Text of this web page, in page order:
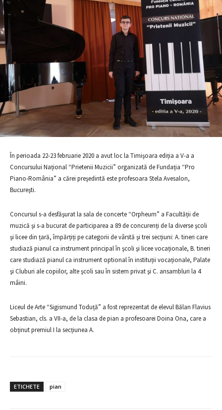
În perioada 22-23 februarie 2020 a avut loc la Timişoara ediția a V-a a
Concursului Național “Prietenii Muzicii” organizată de Fundația “Pro
Piano-România” a cărei preşedintă este profesoara Stela Avesalon,
Bucureşti.
Concursul s-a desfăşurat la sala de concerte “Orpheum” a Facultății de
muzică şi s-a bucurat de participarea a 89 de concurenți de la diverse şcoli
şi licee din țară, împărțiți pe categorii de vârstă şi trei secțiuni: A. tineri care
studiază pianul ca instrument principal în şcoli şi licee vocaționale, B. tineri
care studiază pianul ca instrument optional în instituții vocaționale, Palate
şi Cluburi ale copiilor, alte şcoli sau în sistem privat şi C. ansambluri la 4
mâini.
Liceul de Arte “Sigismund Toduță” a fost reprezentat de elevul Bălan Flavius
Sebastian, cls. a VII-a, de la clasa de pian a profesoarei Doina Ona, care a
obținut premiul I la secțiunea A.
ETICHETE pian